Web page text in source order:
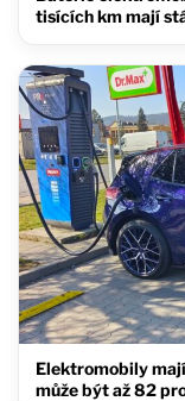
tisících km mají
Elektromobily
může být až 82